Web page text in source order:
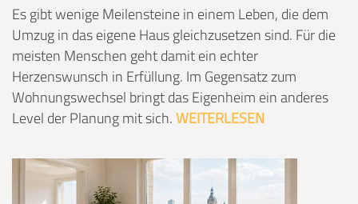
Es gibt wenige Meilensteine in einem Leben, die dem
Umzug in das eigene Haus gleichzusetzen sind. Für die
meisten Menschen geht damit ein echter
Herzenswunsch in Erfüllung. Im Gegensatz zum
Wohnungswechsel bringt das Eigenheim ein anderes
Level der Planung mit sich.WEITERLESEN